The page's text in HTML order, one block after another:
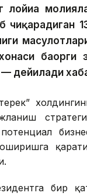
лойиҳа
чиқарадиган
дейилади
бир